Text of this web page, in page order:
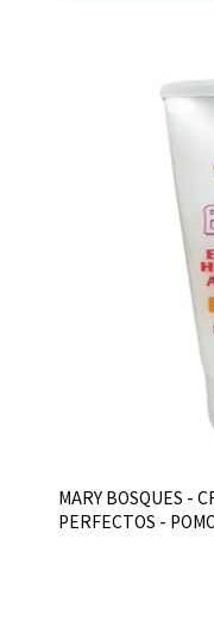
MARY BOSQUES -
PERFECTOS -